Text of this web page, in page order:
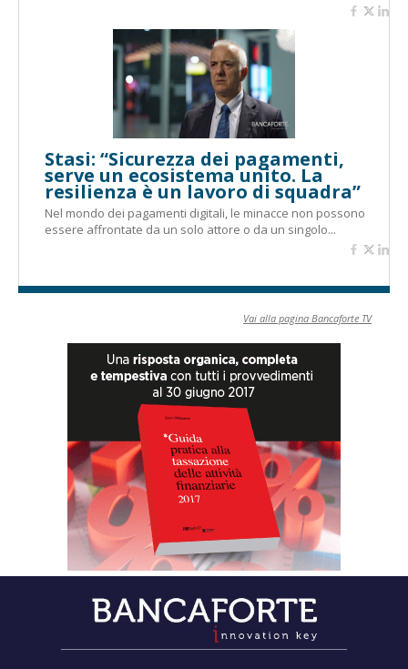
Stasi: “Sicurezza dei pagamenti,
serve un ecosistema unito. La
resilienza è un lavoro di squadra”
Nel mondo dei pagamenti digitali, le minacce non possono
essere affrontate da un solo attore o da un singolo...
Vai alla pagina Bancaforte TV